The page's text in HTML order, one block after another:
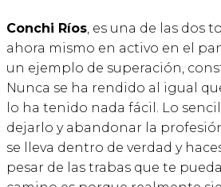
Conchi Ríos , es una de las dos
ahora mismo en activo en el
un ejemplo de superación,
Nunca se ha rendido al igual
lo ha tenido nada fácil. Lo
dejarlo y abandonar la
se lleva dentro de verdad y
pesar de las trabas que te